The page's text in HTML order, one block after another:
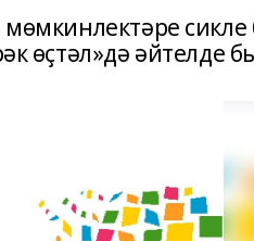
сикле
өҫтәл»дә әйтелде